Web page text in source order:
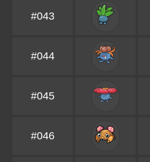
#043
#044
#045
#046